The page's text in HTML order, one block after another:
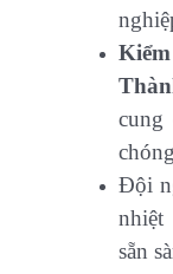
cung
Đội
nhiệt
sẵn